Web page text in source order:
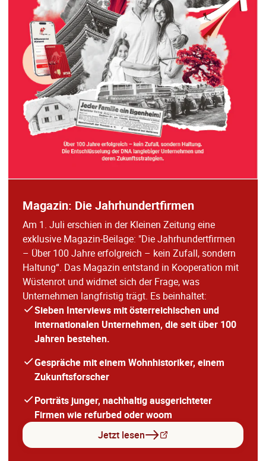
Magazin: Die Jahrhundertfirmen
Am 1. Juli erschien in der Kleinen Zeitung eine
exklusive Magazin-Beilage: "Die Jahrhundertfirmen
– Über 100 Jahre erfolgreich – kein Zufall, sondern
Haltung“. Das Magazin entstand in Kooperation mit
Wüstenrot und widmet sich der Frage, was
Unternehmen langfristig trägt. Es beinhaltet:
Sieben Interviews mit österreichischen und
internationalen Unternehmen, die seit über 100
Jahren bestehen.
Gespräche mit einem Wohnhistoriker, einem
Zukunftsforscher
Porträts junger, nachhaltig ausgerichteter
Firmen wie refurbed oder woom
Jetzt lesen